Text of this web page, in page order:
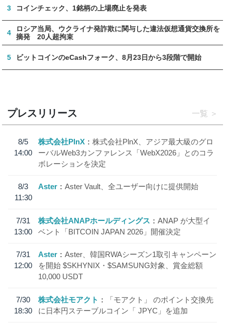
3 コインチェック、1銘柄の上場廃止を発表
4
ロシア当局、ウクライナ発詐欺に関与した違法仮想通貨交換所を
摘発 20人超拘束
5 ビットコインのeCashフォーク、8月23日から3段階で開始
プレスリリース 一覧
8/5
14:00
株式会社PlnX
株式会社PlnX、アジア最大級のグロ
ーバルWeb3カンファレンス「WebX2026」とのコラ
ボレーションを決定
8/3
11:30
Aster Aster Vault、全ユーザー向けに提供開始
7/31
13:00
株式会社ANAPホールディングス
ANAP が大型イ
ベント「BITCOIN JAPAN 2026」開催決定
7/31
12:00
Aster
Aster、韓国RWAシーズン1取引キャンペーン
を開始 $SKHYNIX・$SAMSUNG対象、賞金総額
10,000 USDT
7/30
18:30
株式会社モアクト
「モアクト」 のポイント交換先
に日本円ステーブルコイン「 JPYC」を追加